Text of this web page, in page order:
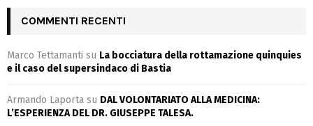
COMMENTI RECENTI
Marco Tettamanti su La bocciatura della rottamazione quinquies
e il caso del supersindaco di Bastia
Armando Laporta su DAL VOLONTARIATO ALLA MEDICINA:
L’ESPERIENZA DEL DR. GIUSEPPE TALESA.